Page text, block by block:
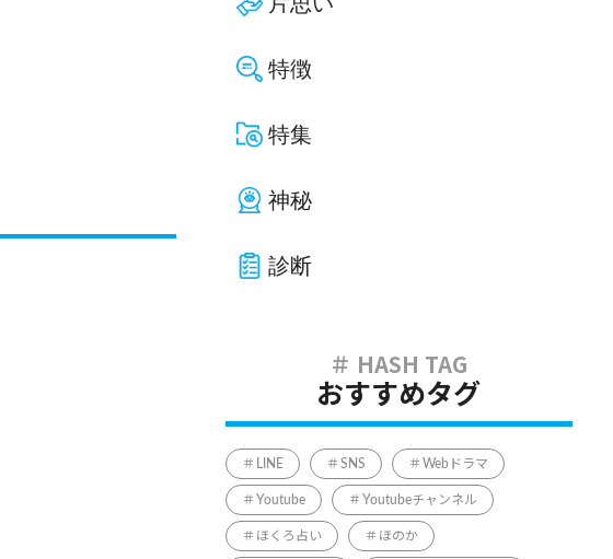
特徴
特集
神秘
診断
おすすめタグ
LINE SNS Webドラマ
Youtube Youtubeチャンネル
ほくろ占い ほのか